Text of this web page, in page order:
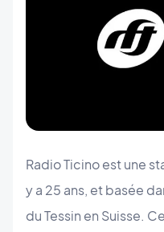
Radio Ticino est une
y a 25 ans, et basée
du Tessin en Suisse.